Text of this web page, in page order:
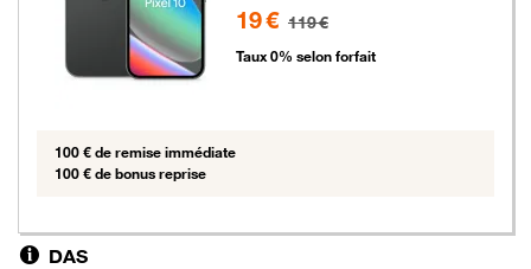
19 € 119 €
Taux 0% selon forfait
100 € de remise immédiate
100 € de bonus reprise
DAS